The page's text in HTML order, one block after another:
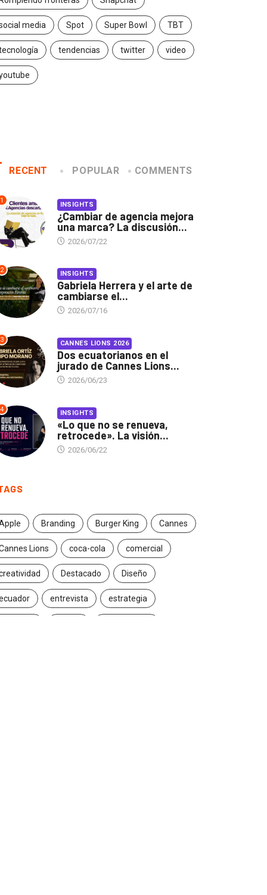
media Spot Super Bowl TBT
tendencias twitter video
RECENT POPULAR COMMENTS
1 INSIGHTS
¿Cambiar de agencia mejora
una marca? La discusión...
2026/07/22
2 INSIGHTS
Gabriela Herrera y el arte de
cambiarse el...
2026/07/16
3 CANNES LIONS 2026
Dos ecuatorianos en el
jurado de Cannes Lions...
2026/06/23
4 INSIGHTS
«Lo que no se renueva,
retrocede». La visión...
2026/06/22
Branding Burger King Cannes
Lions coca-cola comercial
Destacado Diseño
entrevista estrategia